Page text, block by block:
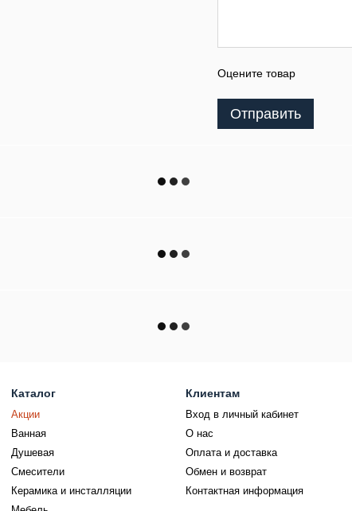
Оцените товар
Отправить
Каталог
Акции
Ванная
Душевая
Смесители
Керамика и инсталляции
Клиентам
Вход в личный кабинет
О нас
Оплата и доставка
Обмен и возврат
Контактная информация